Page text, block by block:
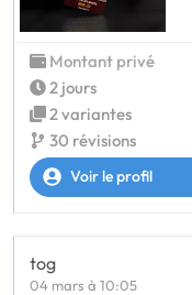
Montant privé
2 jours
2 variantes
30 révisions
Voir le profil
tog
04 mars à 10:05